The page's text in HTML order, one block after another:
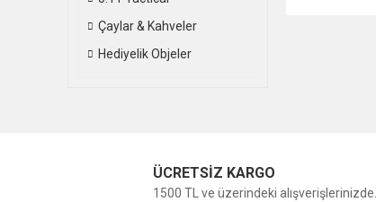
Çaylar & Kahveler
Hediyelik Objeler
ÜCRETSİZ KARGO
1500 TL ve üzerindeki alışverişlerinizde...